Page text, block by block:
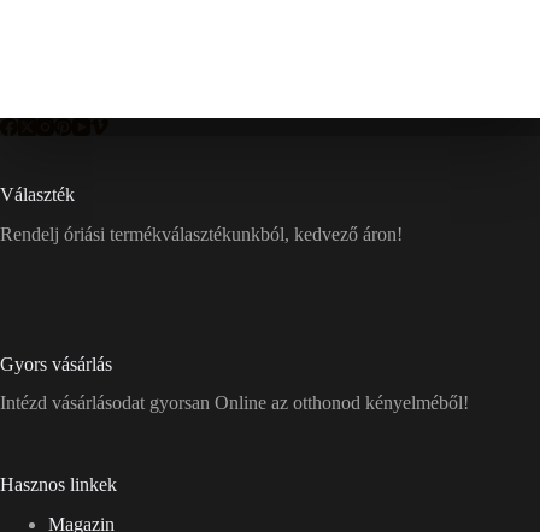
Választék
Rendelj óriási termékválasztékunkból, kedvező áron!
Gyors vásárlás
Intézd vásárlásodat gyorsan Online az otthonod kényelméből!
Hasznos linkek
Magazin